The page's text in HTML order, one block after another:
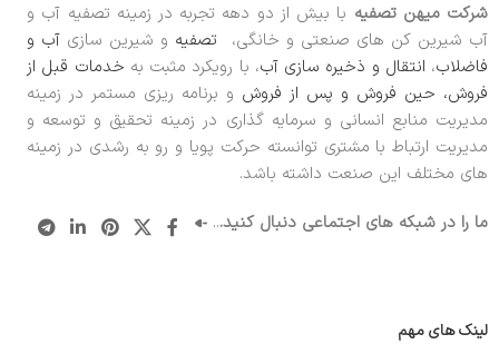
شرکت میهن تصفیه با بیش از دو دهه تجربه در زمینه تصفیه آب و
آب شیرین کن های صنعتی و خانگی،
تصفیه و شیرین سازی آب و
فاضلاب، انتقال و ذخیره سازی آب، با رویکرد مثبت به خدمات قبل از
فروش، حین فروش و پس از فروش و برنامه ریزی مستمر در زمینه
مدیریت منابع انسانی و سرمایه گذاری در زمینه تحقیق و توسعه و
مدیریت ارتباط با مشتری توانسته حرکت پویا و رو به رشدی در زمینه
های مختلف این صنعت داشته باشد.
ما را در شبکه های اجتماعی دنبال کنید...
لینک های مهم